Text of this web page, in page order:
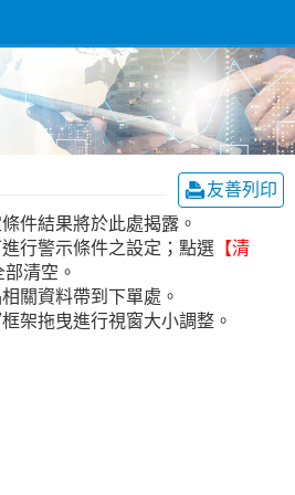
友善列印
件結果將於此處揭露。
行警示條件之設定；點選 【清
清空。
關資料帶到下單處。
架拖曳進行視窗大小調整。